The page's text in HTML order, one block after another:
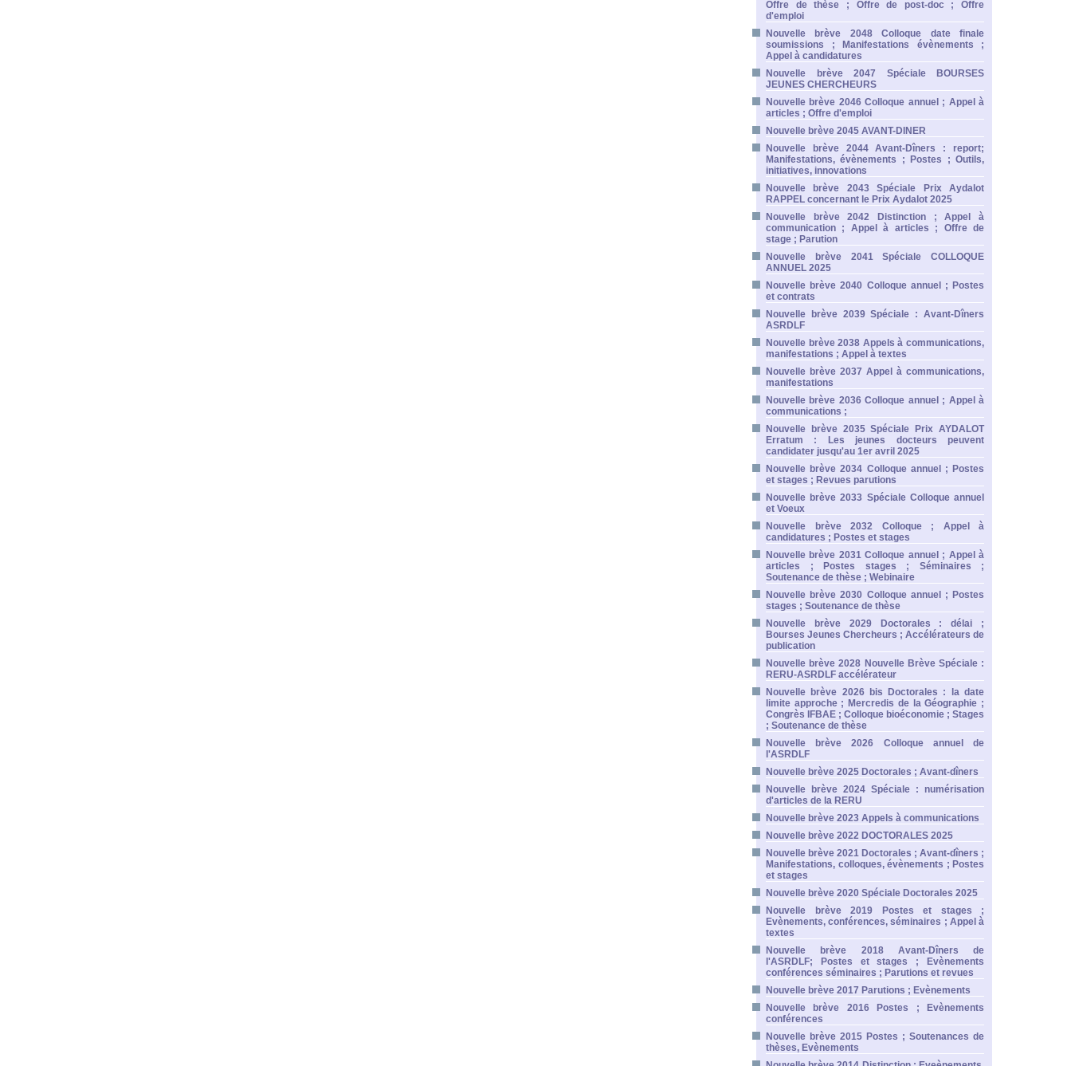
Offre de thèse ; Offre de post-doc ; Offre
d'emploi
Nouvelle brève 2048 Colloque date finale
soumissions ; Manifestations évènements ;
Appel à candidatures
Nouvelle brève 2047 Spéciale BOURSES
JEUNES CHERCHEURS
Nouvelle brève 2046 Colloque annuel ; Appel à
articles ; Offre d'emploi
Nouvelle brève 2045 AVANT-DINER
Nouvelle brève 2044 Avant-Dîners : report;
Manifestations, évènements ; Postes ; Outils,
initiatives, innovations
Nouvelle brève 2043 Spéciale Prix Aydalot
RAPPEL concernant le Prix Aydalot 2025
Nouvelle brève 2042 Distinction ; Appel à
communication ; Appel à articles ; Offre de
stage ; Parution
Nouvelle brève 2041 Spéciale COLLOQUE
ANNUEL 2025
Nouvelle brève 2040 Colloque annuel ; Postes
et contrats
Nouvelle brève 2039 Spéciale : Avant-Dîners
ASRDLF
Nouvelle brève 2038 Appels à communications,
manifestations ; Appel à textes
Nouvelle brève 2037 Appel à communications,
manifestations
Nouvelle brève 2036 Colloque annuel ; Appel à
communications ;
Nouvelle brève 2035 Spéciale Prix AYDALOT
Erratum : Les jeunes docteurs peuvent
candidater jusqu'au 1er avril 2025
Nouvelle brève 2034 Colloque annuel ; Postes
et stages ; Revues parutions
Nouvelle brève 2033 Spéciale Colloque annuel
et Voeux
Nouvelle brève 2032 Colloque ; Appel à
candidatures ; Postes et stages
Nouvelle brève 2031 Colloque annuel ; Appel à
articles ; Postes stages ; Séminaires ;
Soutenance de thèse ; Webinaire
Nouvelle brève 2030 Colloque annuel ; Postes
stages ; Soutenance de thèse
Nouvelle brève 2029 Doctorales : délai ;
Bourses Jeunes Chercheurs ; Accélérateurs de
publication
Nouvelle brève 2028 Nouvelle Brève Spéciale :
RERU-ASRDLF accélérateur
Nouvelle brève 2026 bis Doctorales : la date
limite approche ; Mercredis de la Géographie ;
Congrès IFBAE ; Colloque bioéconomie ; Stages
; Soutenance de thèse
Nouvelle brève 2026 Colloque annuel de
l'ASRDLF
Nouvelle brève 2025 Doctorales ; Avant-dîners
Nouvelle brève 2024 Spéciale : numérisation
d'articles de la RERU
Nouvelle brève 2023 Appels à communications
Nouvelle brève 2022 DOCTORALES 2025
Nouvelle brève 2021 Doctorales ; Avant-dîners ;
Manifestations, colloques, évènements ; Postes
et stages
Nouvelle brève 2020 Spéciale Doctorales 2025
Nouvelle brève 2019 Postes et stages ;
Evènements, conférences, séminaires ; Appel à
textes
Nouvelle brève 2018 Avant-Dîners de
l'ASRDLF; Postes et stages ; Evènements
conférences séminaires ; Parutions et revues
Nouvelle brève 2017 Parutions ; Evènements
Nouvelle brève 2016 Postes ; Evènements
conférences
Nouvelle brève 2015 Postes ; Soutenances de
thèses, Evènements